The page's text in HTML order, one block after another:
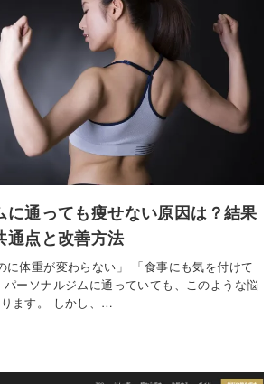
に通っても痩せない原因は？結果
通点と改善方法
に体重が変わらない」 「食事にも気を付けて
ーソナルジムに通っていても、このような悩
ます。 しかし、…